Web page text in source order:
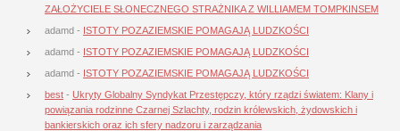
ZAŁOŻYCIELE SŁONECZNEGO STRAŻNIKA Z WILLIAMEM TOMPKINSEM
adamd - ISTOTY POZAZIEMSKIE POMAGAJĄ LUDZKOŚCI
adamd - ISTOTY POZAZIEMSKIE POMAGAJĄ LUDZKOŚCI
adamd - ISTOTY POZAZIEMSKIE POMAGAJĄ LUDZKOŚCI
best - Ukryty Globalny Syndykat Przestępczy, który rządzi światem: Klany i
powiązania rodzinne Czarnej Szlachty, rodzin królewskich, żydowskich i
bankierskich oraz ich sfery nadzoru i zarządzania